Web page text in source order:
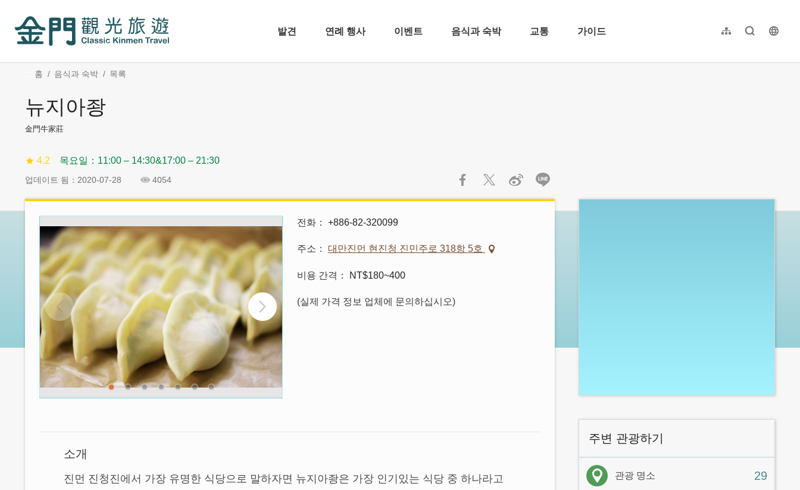
섹
발견
연례 행사 이벤트 음식과 숙박 교통 가이드 사이트 맵전체 텍스
繁體中文
홈 음식과 숙박 목록
뉴지아좡
金門牛家莊
4.2 목요일：11:00 – 14:30&17:00 – 21:30
업데이트 됨：2020-07-28 4054
Social
Block
전화 +886-82-320099
주소 대만진먼 현진청 진민주로 318항 5호
비용 간격 NT$180~400
(실제 가격 정보 업체에 문의하십시오)
소개
진먼 진청진에서 가장 유명한 식당으로 말하자면 뉴지아좡은 가장 인기있는 식당 중 하나라고
:::
주변 관광하기
관광 명소 29